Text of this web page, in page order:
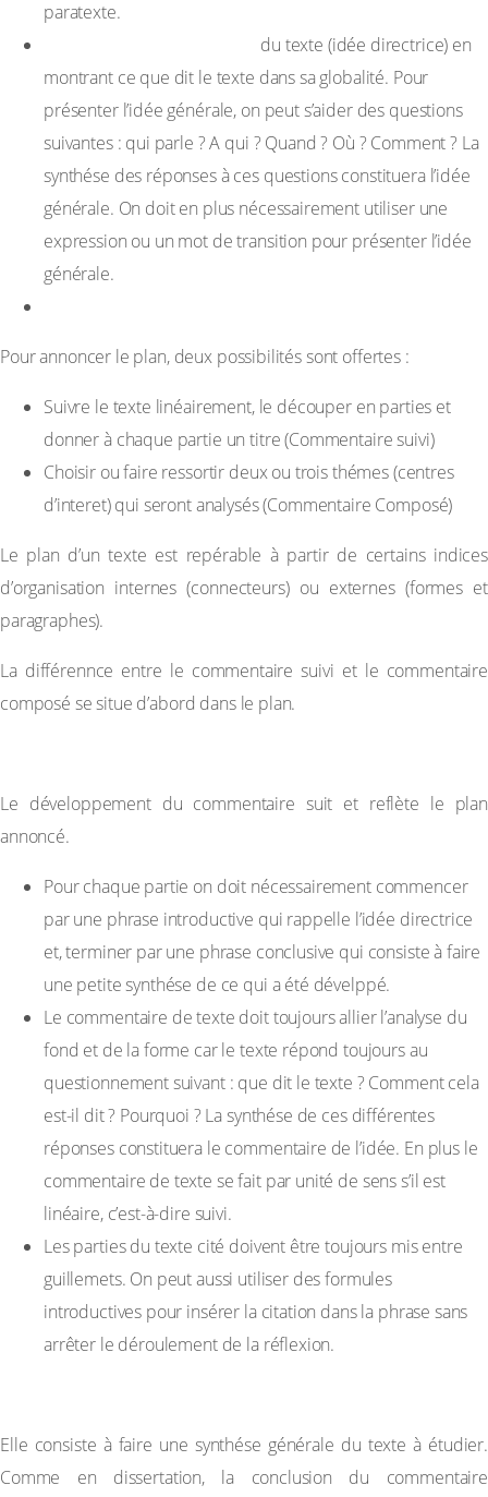
paratexte.
du texte (idée directrice) en
montrant ce que dit le texte dans sa globalité. Pour
présenter l’idée générale, on peut s’aider des questions
suivantes : qui parle ? A qui ? Quand ? Où ? Comment ? La
synthése des réponses à ces questions constituera l’idée
générale. On doit en plus nécessairement utiliser une
expression ou un mot de transition pour présenter l’idée
générale.
Pour annoncer le plan, deux possibilités sont offertes :
Suivre le texte linéairement, le découper en parties et
donner à chaque partie un titre (Commentaire suivi)
Choisir ou faire ressortir deux ou trois thémes (centres
d’interet) qui seront analysés (Commentaire Composé)
Le plan d’un texte est repérable à partir de certains indices
d’organisation internes (connecteurs) ou externes (formes et
paragraphes).
La différennce entre le commentaire suivi et le commentaire
composé se situe d’abord dans le plan.
Le développement du commentaire suit et reflète le plan
annoncé.
Pour chaque partie on doit nécessairement commencer
par une phrase introductive qui rappelle l’idée directrice
et, terminer par une phrase conclusive qui consiste à faire
une petite synthése de ce qui a été dévelppé.
Le commentaire de texte doit toujours allier l’analyse du
fond et de la forme car le texte répond toujours au
questionnement suivant : que dit le texte ? Comment cela
est-il dit ? Pourquoi ? La synthése de ces différentes
réponses constituera le commentaire de l’idée. En plus le
commentaire de texte se fait par unité de sens s’il est
linéaire, c’est-à-dire suivi.
Les parties du texte cité doivent être toujours mis entre
guillemets. On peut aussi utiliser des formules
introductives pour insérer la citation dans la phrase sans
arrêter le déroulement de la réflexion.
Elle consiste à faire une synthése générale du texte à étudier.
Comme en dissertation, la conclusion du commentaire